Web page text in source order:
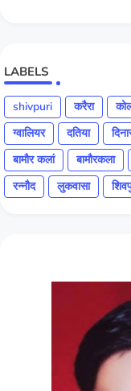
LABELS
shivpuri करैरा
ग्वालियर
दतिया
बामौर कलां
बामौरकला
रन्नौद
लुकवासा